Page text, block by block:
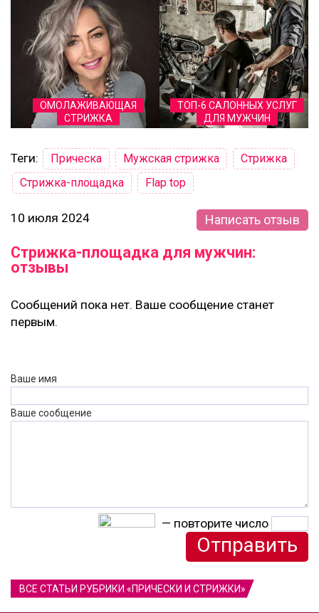
ОМОЛАЖИВАЮЩАЯ
СТРИЖКА
ТОП-6 САЛОННЫХ УСЛУГ
ДЛЯ МУЖЧИН
Теги: Прическа Мужская стрижка
Стрижка
Стрижка-площадка
Flap top
10 июля 2024 Написать отзыв
Стрижка-площадка для мужчин:
отзывы
Сообщений пока нет. Ваше сообщение станет
первым.
Ваше имя
Ваше сообщение
— повторите число
ВСЕ СТАТЬИ РУБРИКИ «ПРИЧЕСКИ И СТРИЖКИ»